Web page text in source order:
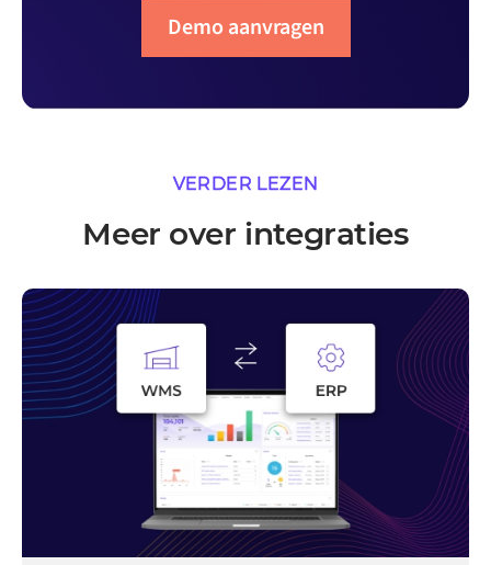
Demo aanvragen
VERDER LEZEN
Meer over integraties